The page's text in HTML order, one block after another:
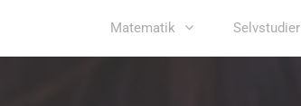
Matematik Selvstudier